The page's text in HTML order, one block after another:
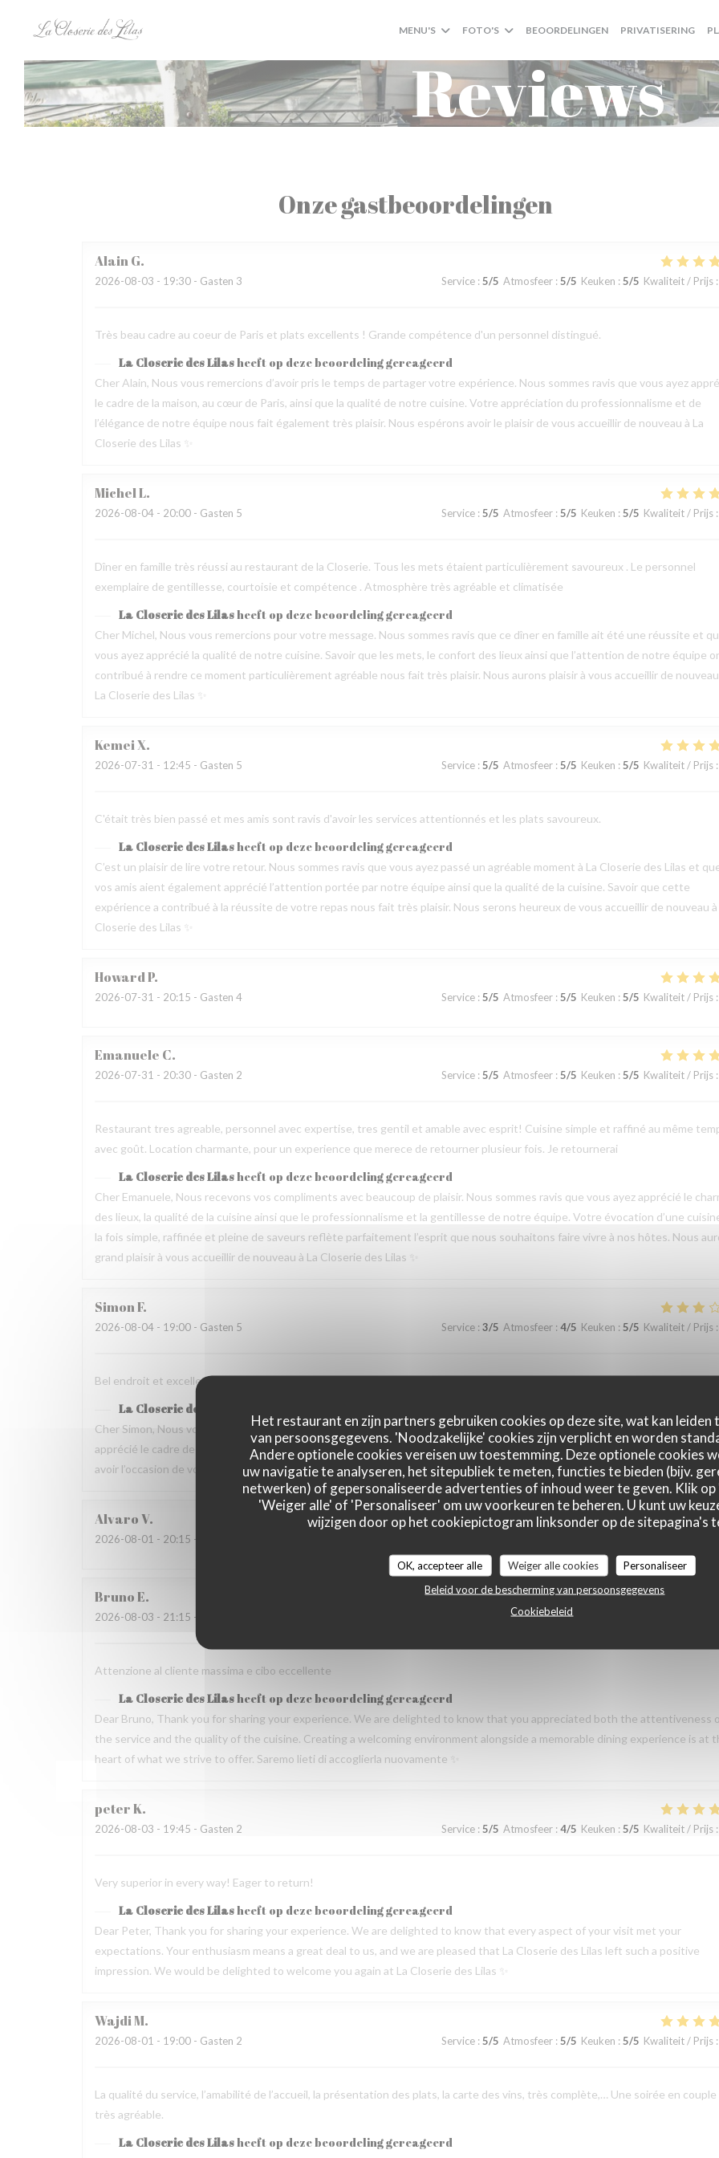
Het restaurant en zijn partners gebruiken cookies op deze site, wat kan
van persoonsgegevens. 'Noodzakelijke' cookies zijn verplicht en worden
Andere optionele cookies vereisen uw toestemming. Deze optionele cookies
uw navigatie te analyseren, het sitepubliek te meten, functies te bieden (bijv.
netwerken) of gepersonaliseerde advertenties of inhoud weer te geven. Klik op
'Weiger alle' of 'Personaliseer' om uw voorkeuren te beheren. U kunt uw
wijzigen door op het cookiepictogram linksonder op de sitepagina's
OK, accepteer alle Weiger alle cookies
Personaliseer
Beleid voor de bescherming van persoonsgegevens
Cookiebeleid
MENU'S FOTO'S BEOORDELINGEN PRIVATISERING
Reviews
Onze gastbeoordelingen
AlainG
2026-08-03 - 19:30 - Gasten 3 Service: 5/5 Atmosfeer: 5/5 Keuken : 5/5 Kwaliteit / Prijs:
Très beau cadre au coeur de Paris et plats excellents ! Grande compétence d'un personnel distingué.
La Closerie des Lilasheeft op deze beoordeling gereageerd
Cher Alain, Nous vous remercions d’avoir pris le temps de partager votre expérience. Nous sommes ravis que vous ayez
le cadre de la maison, au cœur de Paris, ainsi que la qualité de notre cuisine. Votre appréciation du professionnalisme et de
l’élégance de notre équipe nous fait également très plaisir. Nous espérons avoir le plaisir de vous accueillir de nouveau à La
Closerie des Lilas ✨
MichelL
2026-08-04 - 20:00 - Gasten 5 Service: 5/5 Atmosfeer: 5/5 Keuken : 5/5 Kwaliteit / Prijs:
Dîner en famille très réussi au restaurant de la Closerie. Tous les mets étaient particulièrement savoureux . Le personnel
exemplaire de gentillesse, courtoisie et compétence . Atmosphère très agréable et climatisée
La Closerie des Lilasheeft op deze beoordeling gereageerd
Cher Michel, Nous vous remercions pour votre message. Nous sommes ravis que ce dîner en famille ait été une réussite et
vous ayez apprécié la qualité de notre cuisine. Savoir que les mets, le confort des lieux ainsi que l’attention de notre équipe
contribué à rendre ce moment particulièrement agréable nous fait très plaisir. Nous aurons plaisir à vous accueillir de
La Closerie des Lilas ✨
KemeiX
2026-07-31 - 12:45 - Gasten 5 Service: 5/5 Atmosfeer: 5/5 Keuken : 5/5 Kwaliteit / Prijs:
C'était très bien passé et mes amis sont ravis d'avoir les services attentionnés et les plats savoureux.
La Closerie des Lilasheeft op deze beoordeling gereageerd
C’est un plaisir de lire votre retour. Nous sommes ravis que vous ayez passé un agréable moment à La Closerie des Lilas et
vos amis aient également apprécié l’attention portée par notre équipe ainsi que la qualité de la cuisine. Savoir que cette
expérience a contribué à la réussite de votre repas nous fait très plaisir. Nous serons heureux de vous accueillir de nouveau à
Closerie des Lilas ✨
HowardP
2026-07-31 - 20:15 - Gasten 4 Service: 5/5 Atmosfeer: 5/5 Keuken : 5/5 Kwaliteit / Prijs:
Emanuele C
2026-07-31 - 20:30 - Gasten 2 Service: 5/5 Atmosfeer: 5/5 Keuken : 5/5 Kwaliteit / Prijs:
Restaurant tres agreable, personnel avec expertise, tres gentil et amable avec esprit! Cuisine simple et raffiné au même
avec goût. Location charmante, pour un experience que merece de retourner plusieur fois. Je retournerai
La Closerie des Lilasheeft op deze beoordeling gereageerd
Cher Emanuele, Nous recevons vos compliments avec beaucoup de plaisir. Nous sommes ravis que vous ayez apprécié le
des lieux, la qualité de la cuisine ainsi que le professionnalisme et la gentillesse de notre équipe. Votre évocation d’une
la fois simple, raffinée et pleine de saveurs reflète parfaitement l’esprit que nous souhaitons faire vivre à nos hôtes. Nous
grand plaisir à vous accueillir de nouveau à La Closerie des Lilas ✨
SimonF
2026-08-04 - 19:00 - Gasten 5 Service: 3/5 Atmosfeer: 4/5 Keuken : 5/5 Kwaliteit / Prijs:
Bel endroit et excellente nourriture Mais dommage que le restaurant Bel n’offre aucune flexibilité sur le menu pour les
La Closerie des Lilas
Cher Simon, Nous vous remercions d’avoir pris le temps de partager votre expérience. Nous sommes heureux que vous ayez
apprécié le cadre de la maison ainsi que la qualité de la cuisine. Nous prenons également note de vos remarques. Nous
avoir l’occasion de vous accueillir de nouveau à La Closerie des Lilas ✨
AlvaroV
2026-08-01 - 20:15 - Gasten 3
BrunoE
2026-08-03 - 21:15 - Gasten 2 Atmosfeer:5/5
Attenzione al cliente massima e cibo eccellente
La Closerie des Lilasheeft op deze beoordeling gereageerd
Dear Bruno, Thank you for sharing your experience. We are delighted to know that you appreciated both the attentiveness
the service and the quality of the cuisine. Creating a welcoming environment alongside a memorable dining experience is at
heart of what we strive to offer. Saremo lieti di accoglierla nuovamente ✨
peterK
2026-08-03 - 19:45 - Gasten 2 Service: 5/5 Atmosfeer: 4/5 Keuken : 5/5 Kwaliteit / Prijs:
Very superior in every way! Eager to return!
La Closerie des Lilasheeft op deze beoordeling gereageerd
Dear Peter, Thank you for sharing your experience. We are delighted to know that every aspect of your visit met your
expectations. Your enthusiasm means a great deal to us, and we are pleased that La Closerie des Lilas left such a positive
impression. We would be delighted to welcome you again at La Closerie des Lilas ✨
WajdiM
2026-08-01 - 19:00 - Gasten 2 Service: 5/5 Atmosfeer: 5/5 Keuken : 5/5 Kwaliteit / Prijs:
La qualité du service, l’amabilité de l’accueil, la présentation des plats, la carte des vins, très complète,… Une soirée en couple
très agréable.
La Closerie des Lilasheeft op deze beoordeling gereageerd